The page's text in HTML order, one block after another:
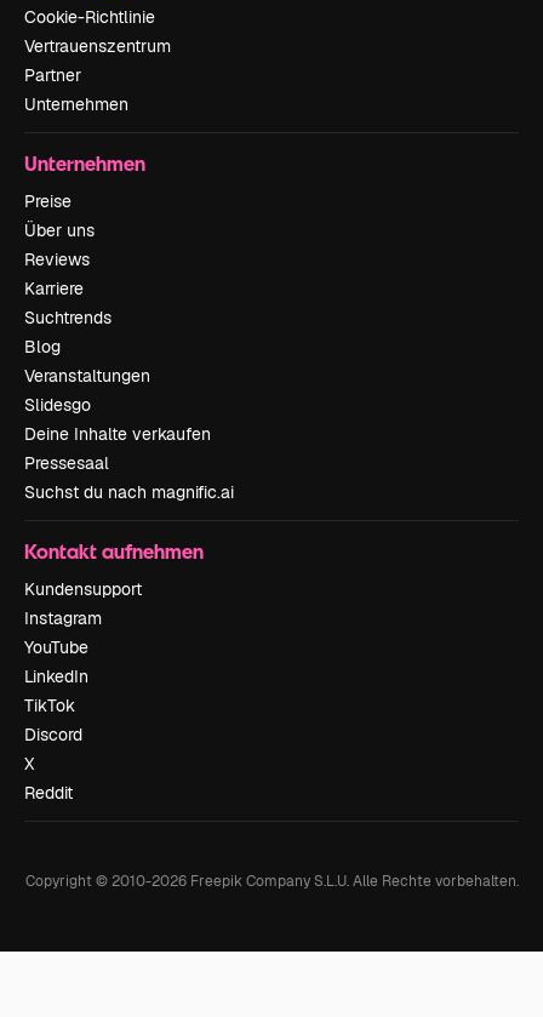
Cookie-Richtlinie
Vertrauenszentrum
Partner
Unternehmen
Unternehmen
Preise
Über uns
Reviews
Karriere
Suchtrends
Blog
Veranstaltungen
Slidesgo
Deine Inhalte verkaufen
Pressesaal
Suchst du nach magnific.ai
Kontakt aufnehmen
Kundensupport
Instagram
YouTube
LinkedIn
TikTok
Discord
X
Reddit
Copyright © 2010-2026Freepik Company S.L.U. Alle Rechte vorbehalten.